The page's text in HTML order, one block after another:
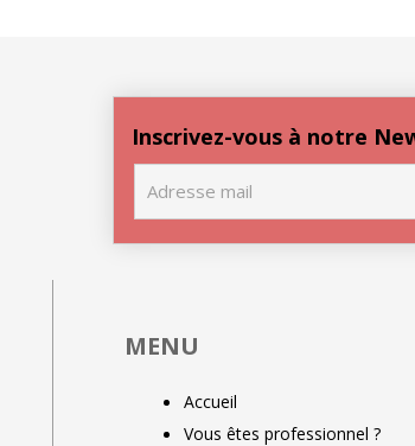
Inscrivez-vous à notre
MENU
Accueil
Vous êtes professionnel ?